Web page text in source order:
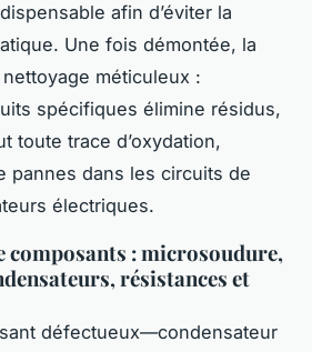
afin d’éviter la
Une fois démontée, la
méticuleux :
spécifiques élimine résidus,
toute trace d’oxydation,
pannes dans les circuits de
électriques.
composants : microsoudure,
résistances et
défectueux—condensateur